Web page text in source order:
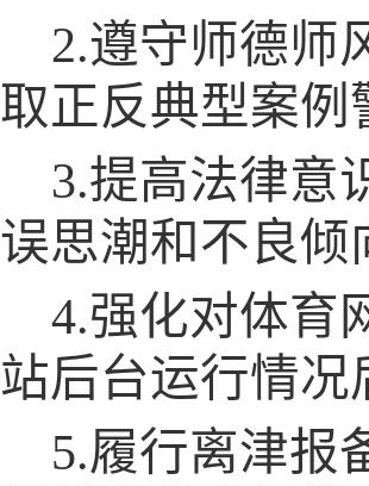
2.遵守师德师
取正反典型案
3.提高法律意
误思潮和不良
4.强化对体育
站后台运行情
5.履行离津报